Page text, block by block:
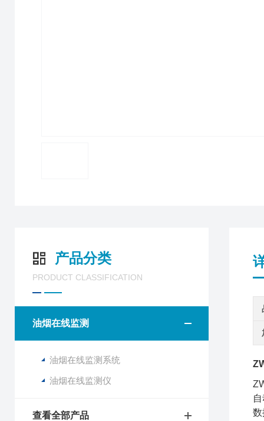
产品分类
PRODUCT CLASSIFICATION
油烟在线监测
油烟在线监测系统
油烟在线监测仪
查看全部产品
数